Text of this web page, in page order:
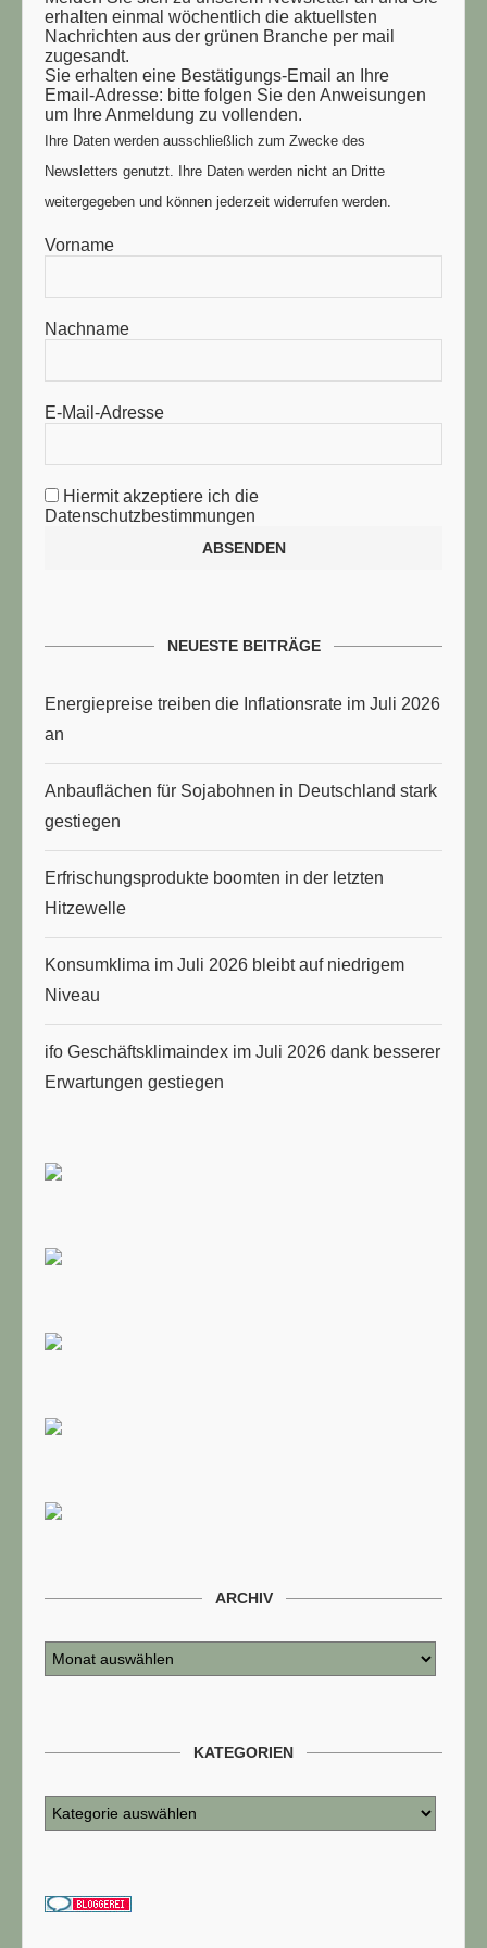
erhalten einmal wöchentlich die aktuellsten
Nachrichten aus der grünen Branche per mail
zugesandt.
Sie erhalten eine Bestätigungs-Email an Ihre
Email-Adresse: bitte folgen Sie den Anweisungen
um Ihre Anmeldung zu vollenden.
Ihre Daten werden ausschließlich zum Zwecke des
Newsletters genutzt. Ihre Daten werden nicht an Dritte
weitergegeben und können jederzeit widerrufen werden.
Vorname
Nachname
E-Mail-Adresse
Hiermit akzeptiere ich die
Datenschutzbestimmungen
NEUESTE BEITRÄGE
Energiepreise treiben die Inflationsrate im Juli 2026
an
Anbauflächen für Sojabohnen in Deutschland stark
gestiegen
Erfrischungsprodukte boomten in der letzten
Hitzewelle
Konsumklima im Juli 2026 bleibt auf niedrigem
Niveau
ifo Geschäftsklimaindex im Juli 2026 dank besserer
Erwartungen gestiegen
ARCHIV
KATEGORIEN